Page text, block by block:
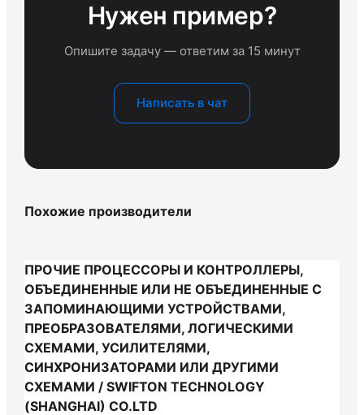
Нужен пример?
Опишите задачу — ответим за 15 минут
Написать в чат
Похожие производители
ПРОЧИЕ ПРОЦЕССОРЫ И КОНТРОЛЛЕРЫ,
ОБЪЕДИНЕННЫЕ ИЛИ НЕ ОБЪЕДИНЕННЫЕ С
ЗАПОМИНАЮЩИМИ УСТРОЙСТВАМИ,
ПРЕОБРАЗОВАТЕЛЯМИ, ЛОГИЧЕСКИМИ
СХЕМАМИ, УСИЛИТЕЛЯМИ,
СИНХРОНИЗАТОРАМИ ИЛИ ДРУГИМИ
СХЕМАМИ / SWIFTON TECHNOLOGY
(SHANGHAI) CO.LTD